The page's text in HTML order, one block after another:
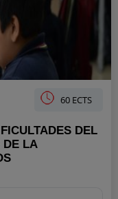
60 ECTS
DEL
DE LA